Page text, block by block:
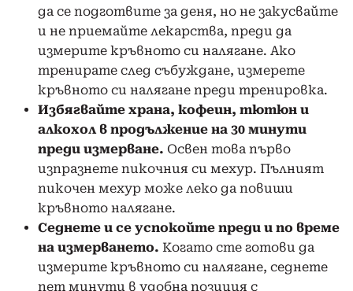
да се подготвите за деня, но не закусвайте
и не приемайте лекарства, преди да
измерите кръвното си налягане. Ако
тренирате след събуждане, измерете
кръвното си налягане преди тренировка.
Избягвайте храна, кофеин, тютюн и
алкохол в продължение на 30 минути
преди измерване. Освен това първо
изпразнете пикочния си мехур. Пълният
пикочен мехур може леко да повиши
кръвното налягане.
Седнете и се успокойте преди и по време
на измерването. Когато сте готови да
измерите кръвното си налягане, седнете
пет минути в удобна позиция с